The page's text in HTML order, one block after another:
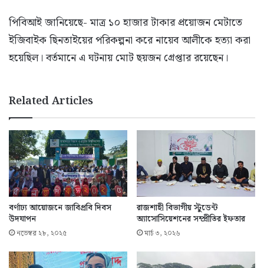
পিবিআই জানিয়েছে- মাত্র ১০ হাজার টাকার প্রয়োজন মেটাতে
ইজিবাইক ছিনতাইয়ের পরিকল্পনা করে নায়েব আলীকে হত্যা করা
হয়েছিল। বর্তমানে এ ঘটনায় মোট ছয়জন গ্রেপ্তার রয়েছেন।
Related Articles
বর্ণাঢ্য আয়োজনে জাবিপ্রবি দিবস
উদযাপন
নভেম্বর ২৮, ২০২৫
রাজশাহী বিভাগীয় স্টুডেন্ট
অ্যাসোসিয়েশনের সম্প্রীতির ইফতার
মার্চ ৩, ২০২৬